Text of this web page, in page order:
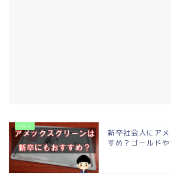
新卒社会人にア
すめ？ゴールド